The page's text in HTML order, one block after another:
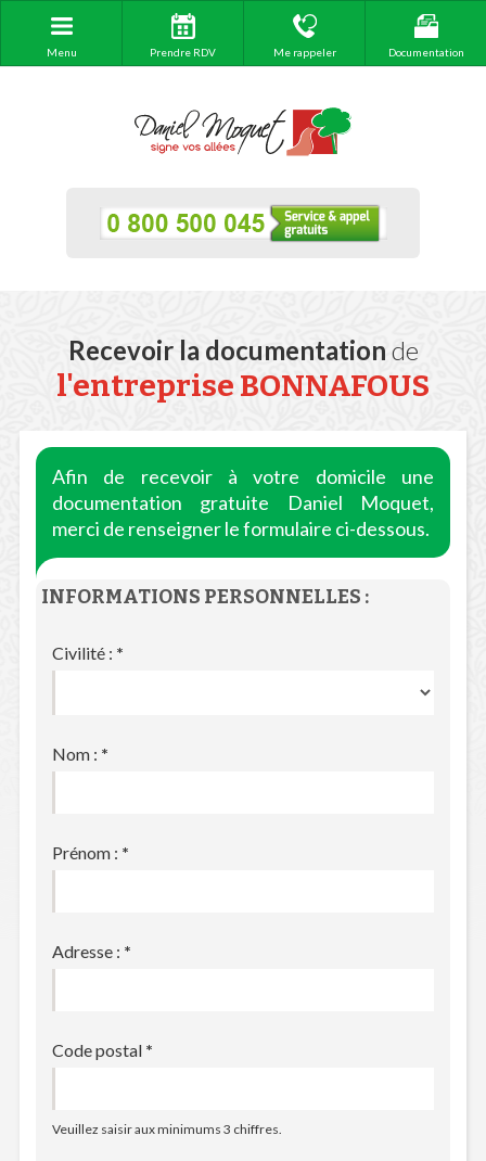
Menu Prendre RDV Me rappeler Documentation
Recevoir la documentation de
l'entreprise BONNAFOUS
Afin de recevoir à votre domicile une
documentation gratuite Daniel Moquet,
merci de renseigner le formulaire ci-dessous.
INFORMATIONS PERSONNELLES :
Civilité : *
Nom : *
Prénom : *
Adresse : *
Code postal *
Veuillez saisir aux minimums 3 chiffres.